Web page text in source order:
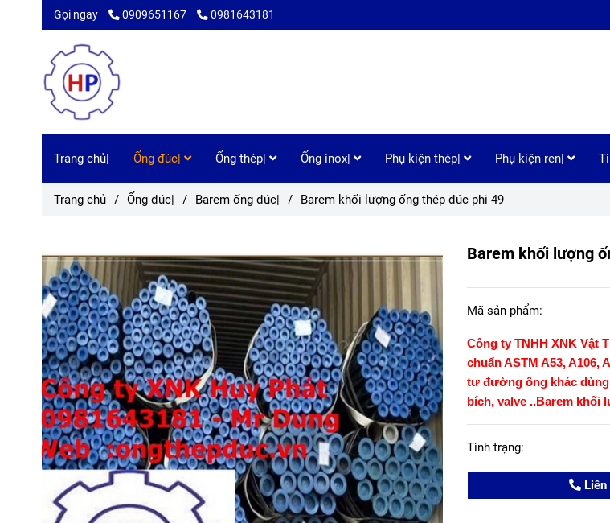
Gọi ngay 0909651167 0981643181
Trang chủ| Ống đúc| Ống thép| Ống inox| Phụ kiện thép| Phụ kiện ren|
Trang chủ / Ống đúc| / Barem ống đúc| / Barem khối lượng ống thép đúc phi 49
Barem khối lượng
Mã sản phẩm:
Công ty TNHH XNK Vật
chuẩn ASTM A53, A106,
tư đường ống khác
bích, valve ..Barem khối
Tình trạng:
Liên